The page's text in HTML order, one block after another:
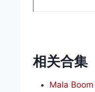
相关合集
Mala Boom